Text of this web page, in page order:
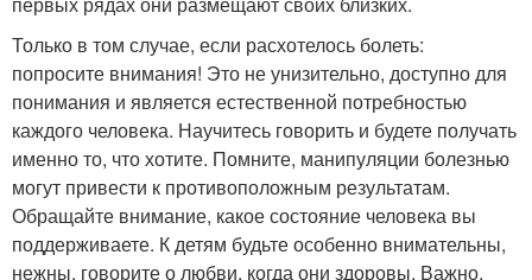
Только в том случае, если расхотелось болеть:
попросите внимания! Это не унизительно, доступно для
понимания и является естественной потребностью
каждого человека. Научитесь говорить и будете получать
именно то, что хотите. Помните, манипуляции болезнью
могут привести к противоположным результатам.
Обращайте внимание, какое состояние человека вы
поддерживаете. К детям будьте особенно внимательны,
нежны, говорите о любви, когда они здоровы. Важно,